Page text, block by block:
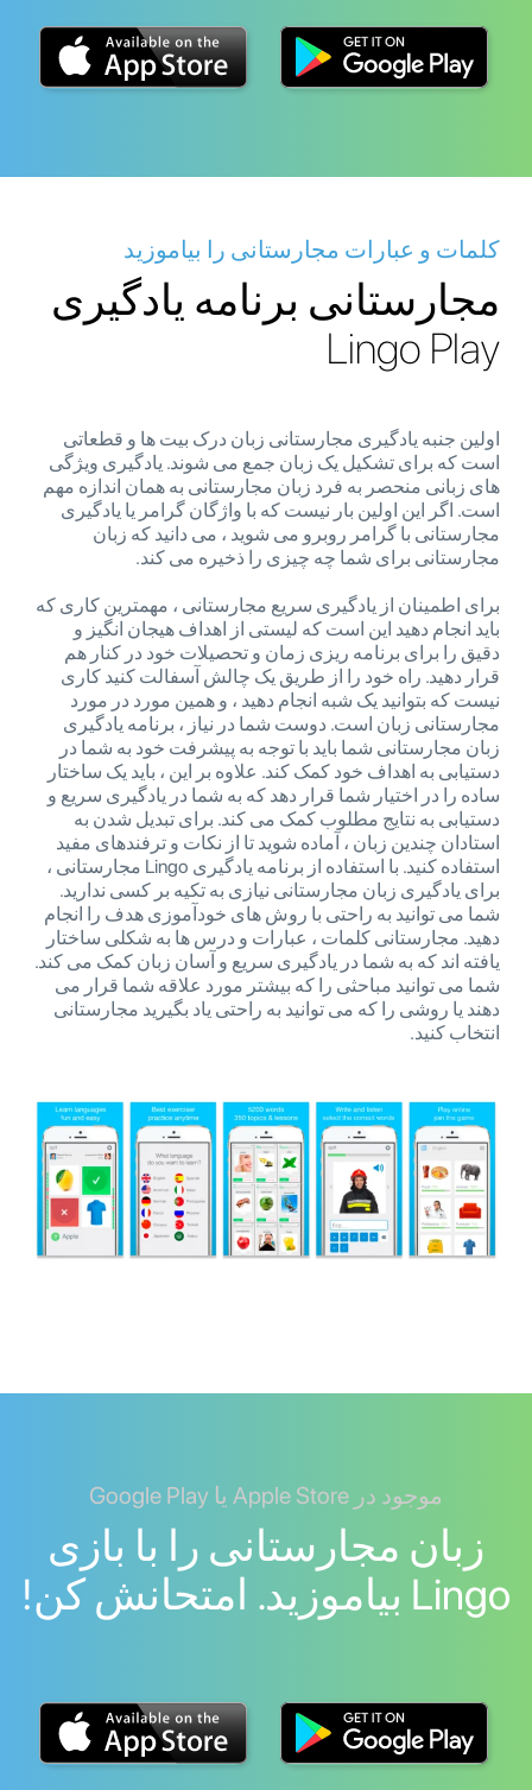
کلمات و عبارات مجارستانی را بیاموزید
مجارستانی برنامه یادگیری
Lingo Play
اولین جنبه یادگیری مجارستانی زبان درک بیت ها و قطعاتی
است که برای تشکیل یک زبان جمع می شوند. یادگیری ویژگی
های زبانی منحصر به فرد زبان مجارستانی به همان اندازه مهم
است. اگر این اولین بار نیست که با واژگان گرامر یا یادگیری
مجارستانی با گرامر روبرو می شوید ، می دانید که زبان
مجارستانی برای شما چه چیزی را ذخیره می کند.
برای اطمینان از یادگیری سریع مجارستانی ، مهمترین کاری که
باید انجام دهید این است که لیستی از اهداف هیجان انگیز و
دقیق را برای برنامه ریزی زمان و تحصیلات خود در کنار هم
قرار دهید. راه خود را از طریق یک چالش آسفالت کنید کاری
نیست که بتوانید یک شبه انجام دهید ، و همین مورد در مورد
مجارستانی زبان است. دوست شما در نیاز ، برنامه یادگیری
زبان مجارستانی شما باید با توجه به پیشرفت خود به شما در
دستیابی به اهداف خود کمک کند. علاوه بر این ، باید یک ساختار
ساده را در اختیار شما قرار دهد که به شما در یادگیری سریع و
دستیابی به نتایج مطلوب کمک می کند. برای تبدیل شدن به
استادان چندین زبان ، آماده شوید تا از نکات و ترفندهای مفید
استفاده کنید. با استفاده از برنامه یادگیری Lingo مجارستانی ،
برای یادگیری زبان مجارستانی نیازی به تکیه بر کسی ندارید.
شما می توانید به راحتی با روش های خودآموزی هدف را انجام
دهید. مجارستانی کلمات ، عبارات و درس ها به شکلی ساختار
یافته اند که به شما در یادگیری سریع و آسان زبان کمک می کند.
شما می توانید مباحثی را که بیشتر مورد علاقه شما قرار می
دهند یا روشی را که می توانید به راحتی یاد بگیرید مجارستانی
انتخاب کنید.
موجود در Apple Store یا Google Play
زبان مجارستانی را با بازی
Lingo بیاموزید. امتحانش کن!